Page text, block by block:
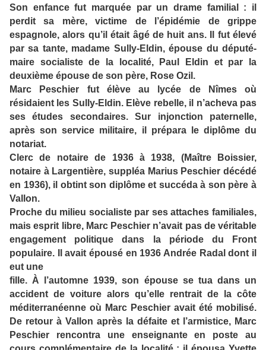
Son enfance fut marquée par un drame familial : il
perdit sa mère, victime de l’épidémie de grippe
espagnole, alors qu’il était âgé de huit ans. Il fut élevé
par sa tante, madame Sully-Eldin, épouse du député-
maire socialiste de la localité, Paul Eldin et par la
deuxième épouse de son père, Rose Ozil.
Marc Peschier fut élève au lycée de Nîmes où
résidaient les Sully-Eldin. Elève rebelle, il n’acheva pas
ses études secondaires. Sur injonction paternelle,
après son service militaire, il prépara le diplôme du
notariat.
Clerc de notaire de 1936 à 1938, (Maître Boissier,
notaire à Largentière, suppléa Marius Peschier décédé
en 1936), il obtint son diplôme et succéda à son père à
Vallon.
Proche du milieu socialiste par ses attaches familiales,
mais esprit libre, Marc Peschier n’avait pas de véritable
engagement politique dans la période du Front
populaire. Il avait épousé en 1936 Andrée Radal dont il
eut une
fille. À l’automne 1939, son épouse se tua dans un
accident de voiture alors qu’elle rentrait de la côte
méditerranéenne où Marc Peschier avait été mobilisé.
De retour à Vallon après la défaite et l’armistice, Marc
Peschier rencontra une enseignante en poste au